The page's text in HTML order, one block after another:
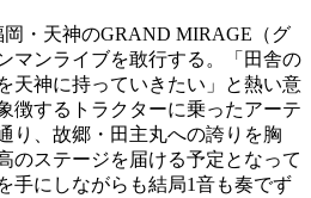
・天神のGRAND MIRAGE（グ
マンライブを敢行する。「田舎の
天神に持っていきたい」と熱い意
徴するトラクターに乗ったアーテ
り、故郷・田主丸への誇りを胸
のステージを届ける予定となって
手にしながらも結局1音も奏でず